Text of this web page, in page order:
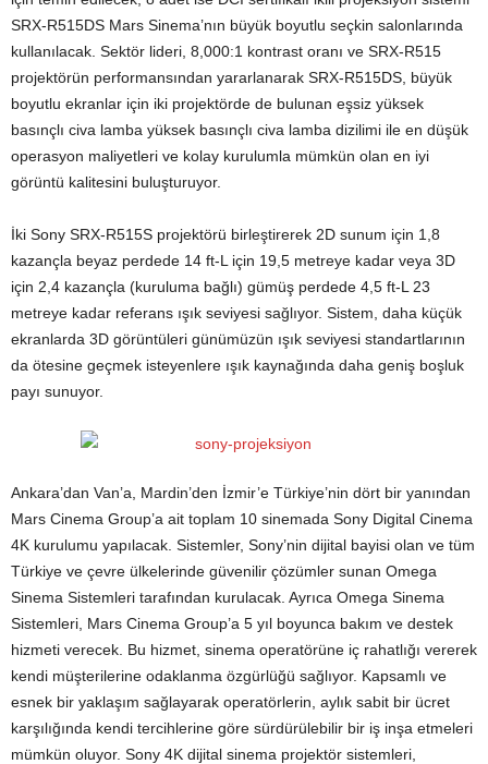
SRX-R515DS Mars Sinema’nın büyük boyutlu seçkin salonlarında
kullanılacak. Sektör lideri, 8,000:1 kontrast oranı ve SRX-R515
projektörün performansından yararlanarak SRX-R515DS, büyük
boyutlu ekranlar için iki projektörde de bulunan eşsiz yüksek
basınçlı civa lamba yüksek basınçlı civa lamba dizilimi ile en düşük
operasyon maliyetleri ve kolay kurulumla mümkün olan en iyi
görüntü kalitesini buluşturuyor.
İki Sony SRX-R515S projektörü birleştirerek 2D sunum için 1,8
kazançla beyaz perdede 14 ft-L için 19,5 metreye kadar veya 3D
için 2,4 kazançla (kuruluma bağlı) gümüş perdede 4,5 ft-L 23
metreye kadar referans ışık seviyesi sağlıyor. Sistem, daha küçük
ekranlarda 3D görüntüleri günümüzün ışık seviyesi standartlarının
da ötesine geçmek isteyenlere ışık kaynağında daha geniş boşluk
payı sunuyor.
Ankara’dan Van’a, Mardin’den İzmir’e Türkiye’nin dört bir yanından
Mars Cinema Group’a ait toplam 10 sinemada Sony Digital Cinema
4K kurulumu yapılacak. Sistemler, Sony’nin dijital bayisi olan ve tüm
Türkiye ve çevre ülkelerinde güvenilir çözümler sunan Omega
Sinema Sistemleri tarafından kurulacak. Ayrıca Omega Sinema
Sistemleri, Mars Cinema Group’a 5 yıl boyunca bakım ve destek
hizmeti verecek. Bu hizmet, sinema operatörüne iç rahatlığı vererek
kendi müşterilerine odaklanma özgürlüğü sağlıyor. Kapsamlı ve
esnek bir yaklaşım sağlayarak operatörlerin, aylık sabit bir ücret
karşılığında kendi tercihlerine göre sürdürülebilir bir iş inşa etmeleri
mümkün oluyor. Sony 4K dijital sinema projektör sistemleri,